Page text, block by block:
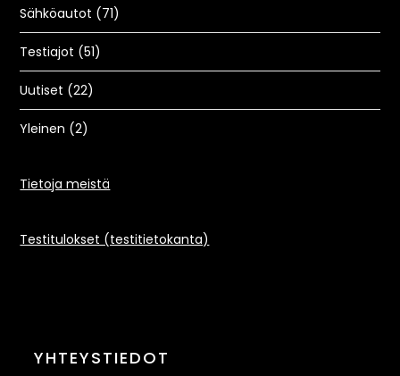
Sähköautot (71)
Testiajot (51)
Uutiset (22)
Yleinen (2)
Tietoja meistä
Testitulokset (testitietokanta)
YHTEYSTIEDOT